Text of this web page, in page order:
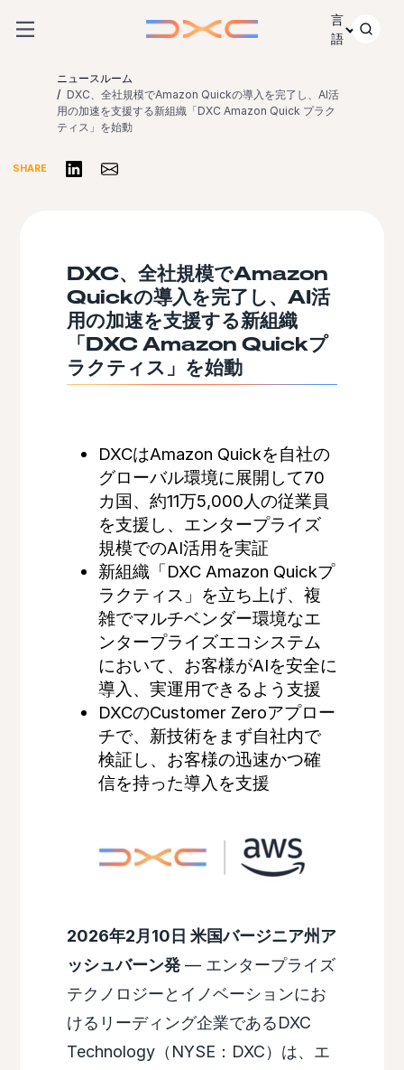
言
語
ニュースルーム
DXC、全社規模でAmazon Quickの導入を完了し、AI活
用の加速を支援する新組織「DXC Amazon Quick プラク
ティス」を始動
SHARE リンクトインで共有する
Share via Email
DXC、全社規模でAmazon
Quickの導入を完了し、AI活
用の加速を支援する新組織
「DXC Amazon Quickプ
ラクティス」を始動
DXCはAmazon Quickを自社の
グローバル環境に展開して70
カ国、約11万5,000人の従業員
を支援し、エンタープライズ
規模でのAI活用を実証
新組織「DXC Amazon Quickプ
ラクティス」を立ち上げ、複
雑でマルチベンダー環境なエ
ンタープライズエコシステム
において、お客様がAIを安全に
導入、実運用できるよう支援
DXCのCustomer Zeroアプロー
チで、新技術をまず自社内で
検証し、お客様の迅速かつ確
信を持った導入を支援
2026年2月10日 米国バージニア州ア
ッシュバーン発— エンタープライズ
テクノロジーとイノベーションにお
けるリーディング企業であるDXC
Technology（NYSE：DXC）は、エ